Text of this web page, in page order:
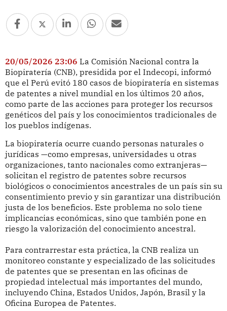
20/05/2026 23:06 La Comisión Nacional contra la
Biopiratería (CNB), presidida por el Indecopi, informó
que el Perú evitó 180 casos de biopiratería en sistemas
de patentes a nivel mundial en los últimos 20 años,
como parte de las acciones para proteger los recursos
genéticos del país y los conocimientos tradicionales de
los pueblos indígenas.
La biopiratería ocurre cuando personas naturales o
jurídicas —como empresas, universidades u otras
organizaciones, tanto nacionales como extranjeras—
solicitan el registro de patentes sobre recursos
biológicos o conocimientos ancestrales de un país sin su
consentimiento previo y sin garantizar una distribución
justa de los beneficios. Este problema no solo tiene
implicancias económicas, sino que también pone en
riesgo la valorización del conocimiento ancestral.
Para contrarrestar esta práctica, la CNB realiza un
monitoreo constante y especializado de las solicitudes
de patentes que se presentan en las oficinas de
propiedad intelectual más importantes del mundo,
incluyendo China, Estados Unidos, Japón, Brasil y la
Oficina Europea de Patentes.